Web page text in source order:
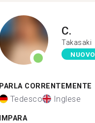
C.
Takasaki
NUOVO
PARLA CORRENTEMENTE
Tedesco Inglese
IMPARA